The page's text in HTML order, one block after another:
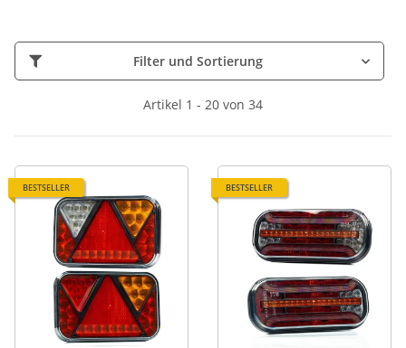
Filter und Sortierung
Artikel 1 - 20 von 34
BESTSELLER BESTSELLER